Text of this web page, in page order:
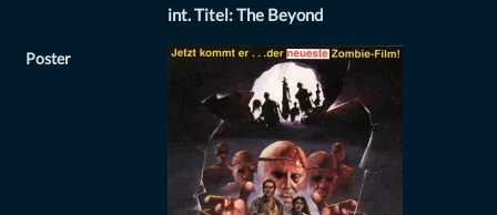
int. Titel: The Beyond
Poster